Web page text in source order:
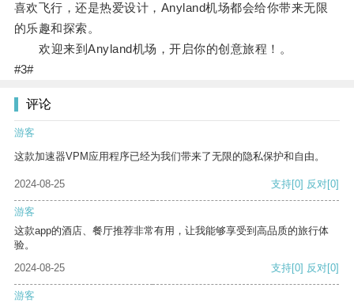
喜欢飞行，还是热爱设计，Anyland机场都会给你带来无限
的乐趣和探索。
欢迎来到Anyland机场，开启你的创意旅程！。
#3#
评论
游客
这款加速器VPM应用程序已经为我们带来了无限的隐私保护和自由。
2024-08-25 支持[0] 反对[0]
游客
这款app的酒店、餐厅推荐非常有用，让我能够享受到高品质的旅行体
验。
2024-08-25
支持[0] 反对[0]
游客